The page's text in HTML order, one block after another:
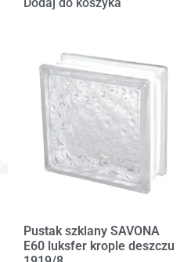
Pustak szklany SAVONA
E60 luksfer krople deszczu